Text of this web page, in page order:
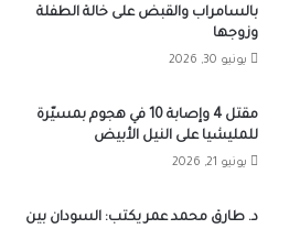
بالسامراب والقبض على خالة الطفلة
وزوجها
يونيو 30, 2026
مقتل 4 وإصابة 10 في هجوم بمسيّرة
للمليشيا على النيل الأبيض
يونيو 21, 2026
د. طارق محمد عمر يكتب: السودان بين